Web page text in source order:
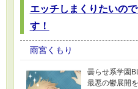
エッチしまくりたいの
す！
雨宮くもり
曇らせ系学園
最悪の鬱展開